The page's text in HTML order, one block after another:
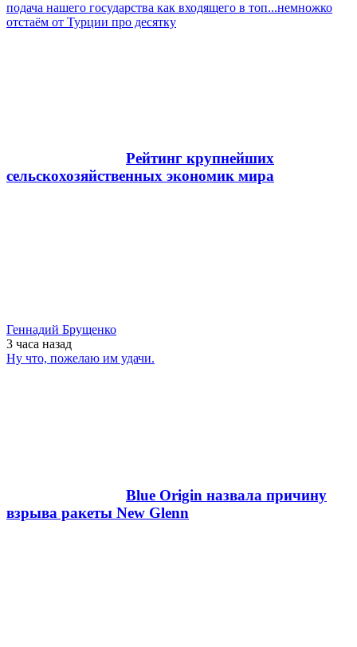
подача нашего государства как входящего в топ...немножко
отстаём от Турции про десятку
Рейтинг крупнейших
сельскохозяйственных экономик мира
Геннадий Брущенко
3 часа назад
Ну что, пожелаю им удачи.
Blue Origin назвала причину
взрыва ракеты New Glenn